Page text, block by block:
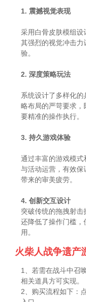
1. 震撼视觉表现
采用白骨皮肤模组设
其强烈的视觉冲击
验。
2. 深度策略玩法
系统设计了多样化
略布局的严苛要求
要精准的操作执行。
3. 持久游戏体验
通过丰富的游戏模
与活动运营，有效
带来的审美疲劳。
4. 创新交互设计
突破传统的拖拽射击
还降低了操作门槛
用。
火柴人战争遗产
1、若需在战斗中召
相关道具方可实现。
2、购买流程如下：